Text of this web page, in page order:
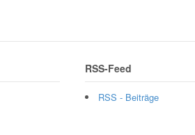
RSS-Feed
RSS - Beiträge